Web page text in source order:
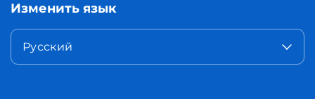
Изменить язык
Русский